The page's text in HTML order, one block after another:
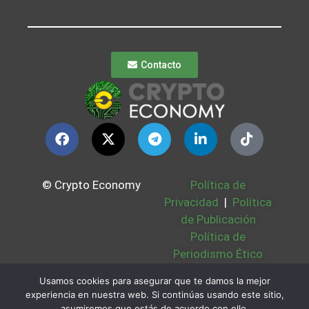
Contacto
© Crypto Economy
Política de
Privacidad | Política
de Publicación
Política de
Periodismo Ético
Bases Legales |
Partners | Sobre
Usamos cookies para asegurar que te damos la mejor
experiencia en nuestra web. Si continúas usando este sitio,